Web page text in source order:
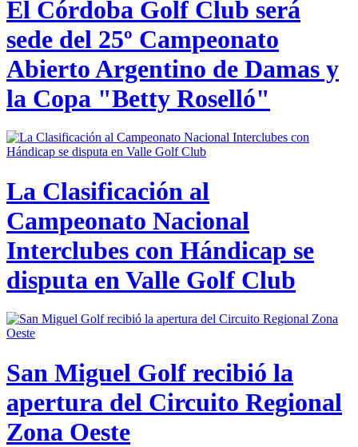
El Córdoba Golf Club será
sede del 25º Campeonato
Abierto Argentino de Damas y
la Copa "Betty Roselló"
La Clasificación al
Campeonato Nacional
Interclubes con Hándicap se
disputa en Valle Golf Club
San Miguel Golf recibió la
apertura del Circuito Regional
Zona Oeste